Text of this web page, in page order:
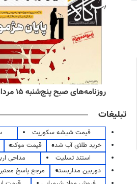
روزنامه‌های صبح پنج‌شنبه ۱۵ مرداد ۱۴۰۵
تبلیغات
قیمت شیشه سکوریت
خرید طلای آب شده
قیمت موکت
استند تسلیت
مداحی
دوربین مداربسته
مرجع پاسخ